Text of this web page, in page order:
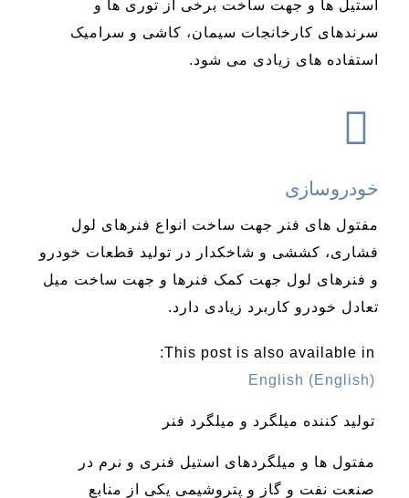
استیل ها و جهت ساخت برخی از توری ها و
سرندهای کارخانجات سیمان، کاشی و سرامیک
استفاده های زیادی می شود.
خودروسازی
مفتول های فنر جهت ساخت انواع فنرهای لول
فشاری، کششی و شاخکدار در تولید قطعات خودرو
و فنرهای لول جهت کمک فنرها و جهت ساخت میل
تعادل خودرو کاربرد زیادی دارد.
This post is also available in:
English (English)
تولید کننده میلگرد و میلگرد فنر
مفتول ها و میلگردهای استیل فنری و نرم در
صنعت نفت و گاز و پتروشیمی یکی از منابع